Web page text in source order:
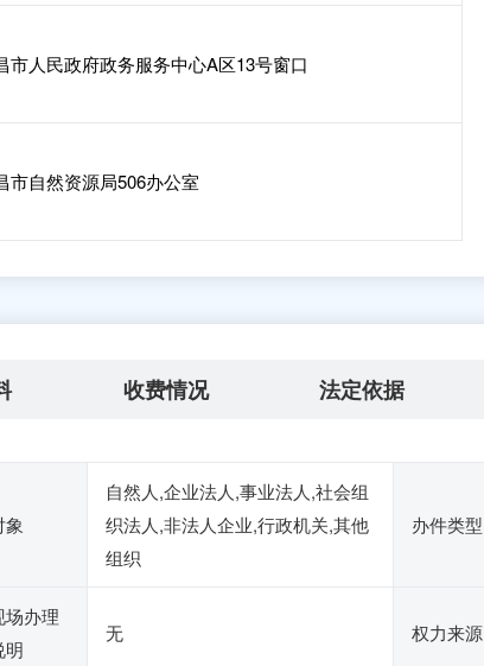
人民政府政务服务中心A区13号窗口
市自然资源局506办公室
收费情况 法定依据
象
自然人,企业法人,事业法人,社会组
织法人,非法人企业,行政机关,其他
组织
办件类型
场办理
明
无 权力来源